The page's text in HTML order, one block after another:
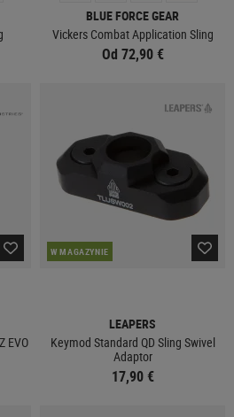
BLUE FORCE GEAR
Vickers Combat Application Sling
Od 72,90 €
EVO
W MAGAZYNIE
LEAPERS
Keymod Standard QD Sling Swivel
Adaptor
17,90 €